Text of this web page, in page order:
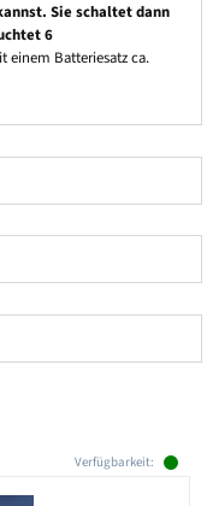
Sie schaltet dann
6
einem Batteriesatz ca.
Verfügbarkeit: